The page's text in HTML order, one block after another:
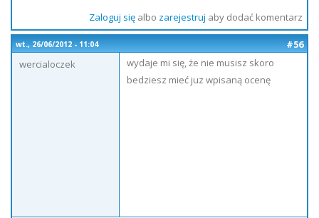
Zaloguj sięalbo zarejestruj aby dodać komentarz
wt., 26/06/2012 - 11:04
#56
wercialoczek
wydaje mi się, że nie musisz skoro
bedziesz mieć juz wpisaną ocenę